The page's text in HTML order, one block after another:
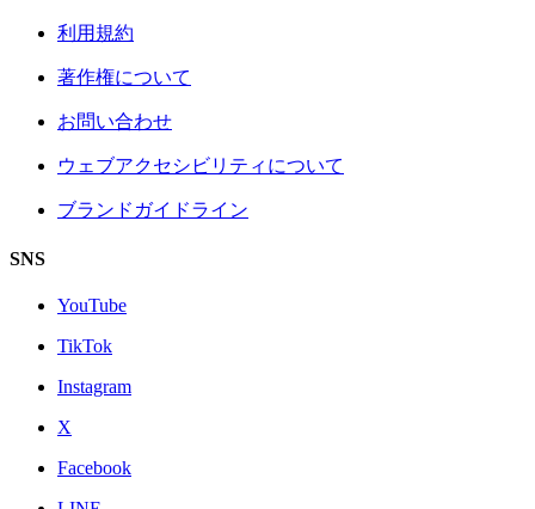
利用規約
著作権について
お問い合わせ
ウェブアクセシビリティについて
ブランドガイドライン
SNS
YouTube
TikTok
Instagram
X
Facebook